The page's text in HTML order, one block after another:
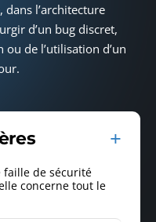
l’architecture
d’un bug discret,
de l’utilisation d’un
faille de sécurité
concerne tout le